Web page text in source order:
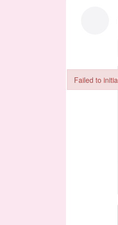
Failed to
Failed to